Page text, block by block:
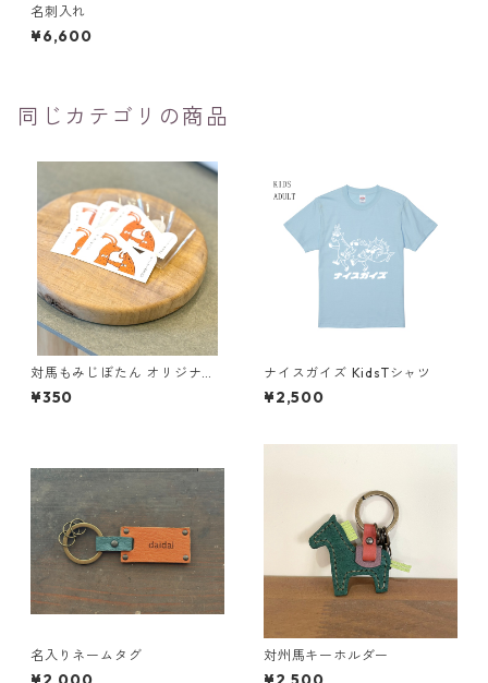
名刺入れ
¥6,600
同じカテゴリの商品
対馬もみじぼたん オリジナル
ステッカー
¥350
ナイスガイズ KidsTシャツ
¥2,500
名入りネームタグ 対州馬キーホルダー